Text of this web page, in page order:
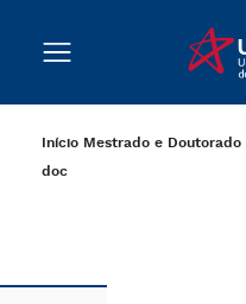
Início Mestrado e Doutorado
doc